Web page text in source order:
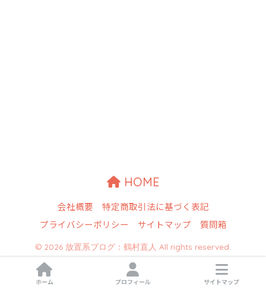
HOME
会社概要
特定商取引法に基づく表記
プライバシーポリシー
サイトマップ 質問箱
© 2026 放置系ブログ：鶴村直人 All rights reserved.
ホーム プロフィール サイトマップ